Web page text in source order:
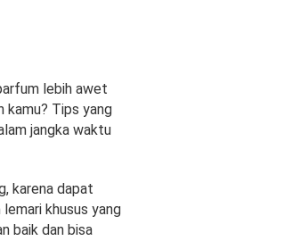
lebih awet
kamu? Tips yang
jangka waktu
karena dapat
khusus yang
baik dan bisa